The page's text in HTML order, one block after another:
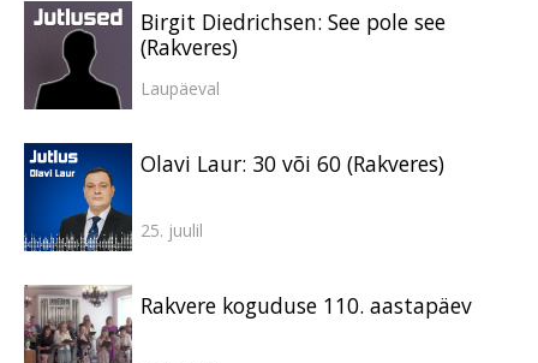
Birgit Diedrichsen: See pole see
(Rakveres)
Laupäeval
Olavi Laur: 30 või 60 (Rakveres)
25. juulil
Rakvere koguduse 110. aastapäev